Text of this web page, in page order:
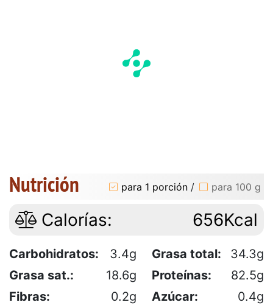
Nutrición para 1 porción / para 100 g
Calorías: 656Kcal
Carbohidratos: 3.4g Grasa total:
34.3g
Grasa sat.:
18.6g Proteínas:
82.5g
Fibras:
0.2g Azúcar:
0.4g